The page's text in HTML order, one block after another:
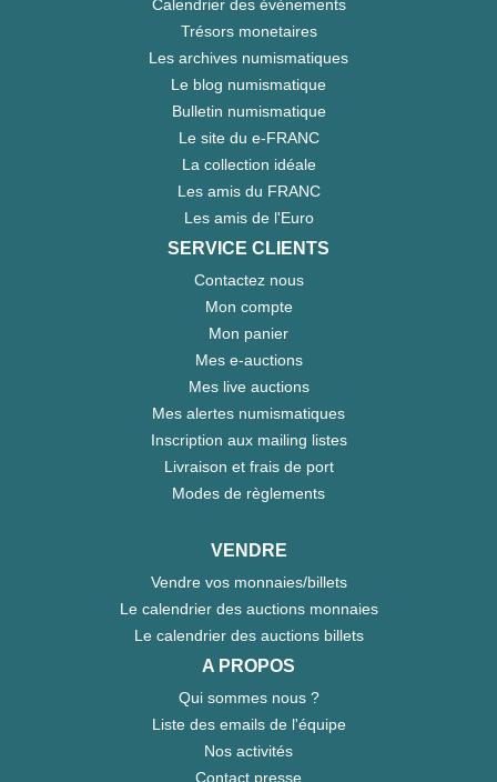
Calendrier des évènements
Trésors monetaires
Les archives numismatiques
Le blog numismatique
Bulletin numismatique
Le site du e-FRANC
La collection idéale
Les amis du FRANC
Les amis de l'Euro
SERVICE CLIENTS
Contactez nous
Mon compte
Mon panier
Mes e-auctions
Mes live auctions
Mes alertes numismatiques
Inscription aux mailing listes
Livraison et frais de port
Modes de règlements
VENDRE
Vendre vos monnaies/billets
Le calendrier des auctions monnaies
Le calendrier des auctions billets
A PROPOS
Qui sommes nous ?
Liste des emails de l'équipe
Nos activités
Contact presse